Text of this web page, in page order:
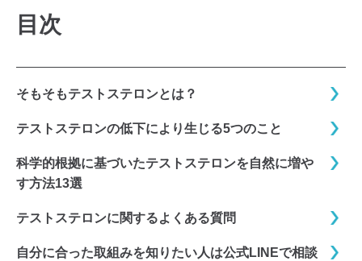
協会トレーナー資格）も取得。ラグビー、アイスホッケ
ー、ボディビルのスポーツ経験があり、現場と科学の両
目次
そもそもテストステロンとは？
テストステロンの低下により生じる5つのこと
科学的根拠に基づいたテストステロンを自然に増や
す方法13選
テストステロンに関するよくある質問
自分に合った取組みを知りたい人は公式LINEで相談